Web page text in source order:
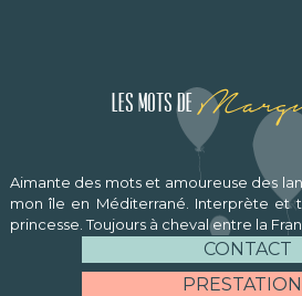
Les mots de
Aimante des mots et amoureuse des
mon île en Méditerrané. Interprète et
princesse. Toujours à cheval entre la
CONTACT